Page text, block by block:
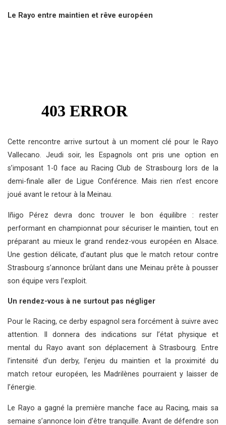
Le Rayo entre maintien et rêve européen
Cette rencontre arrive surtout à un moment clé pour le Rayo
Vallecano. Jeudi soir, les Espagnols ont pris une option en
s’imposant 1-0 face au Racing Club de Strasbourg lors de la
demi-finale aller de Ligue Conférence. Mais rien n’est encore
joué avant le retour à la Meinau.
Iñigo Pérez devra donc trouver le bon équilibre : rester
performant en championnat pour sécuriser le maintien, tout en
préparant au mieux le grand rendez-vous européen en Alsace.
Une gestion délicate, d’autant plus que le match retour contre
Strasbourg s’annonce brûlant dans une Meinau prête à pousser
son équipe vers l’exploit.
Un rendez-vous à ne surtout pas négliger
Pour le Racing, ce derby espagnol sera forcément à suivre avec
attention. Il donnera des indications sur l’état physique et
mental du Rayo avant son déplacement à Strasbourg. Entre
l’intensité d’un derby, l’enjeu du maintien et la proximité du
match retour européen, les Madrilènes pourraient y laisser de
l’énergie.
Le Rayo a gagné la première manche face au Racing, mais sa
semaine s’annonce loin d’être tranquille. Avant de défendre son